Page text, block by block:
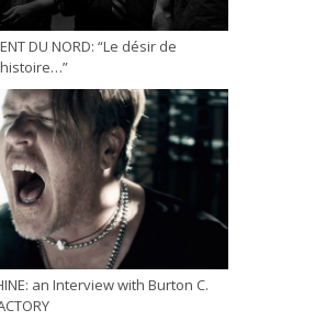
DU NORD: “Le désir de
an Interview with Burton C.